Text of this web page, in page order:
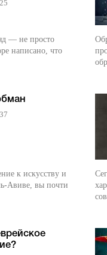
— не просто
написано, что
к искусству и
Авиве, вы почти